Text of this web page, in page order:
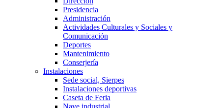
Presidencia
Administración
Actividades Culturales y Sociales y
Comunicación
Deportes
Mantenimiento
Conserjería
Instalaciones
Sede social, Sierpes
Instalaciones deportivas
Caseta de Feria
Nave industrial